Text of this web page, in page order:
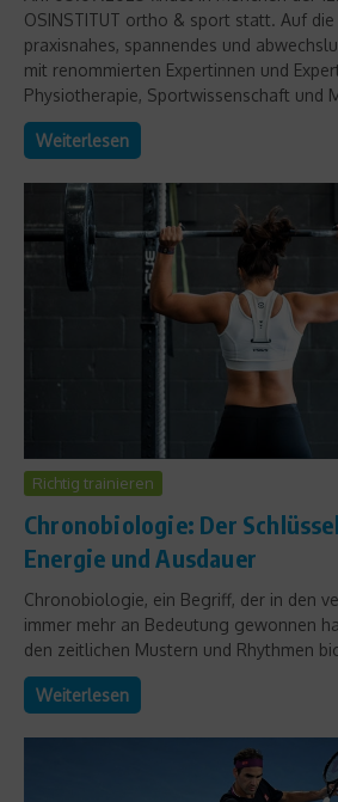
OSINSTITUT ortho & sport statt. Auf
praxisnahes, spannendes und
mit renommierten Expertinnen und
Physiotherapie, Sportwissenschaft und
Weiterlesen
Richtig trainieren
Chronobiologie: Der
Energie und Ausdauer
Chronobiologie, ein Begriff, der in den
immer mehr an Bedeutung gewonnen
den zeitlichen Mustern und Rhythmen
Weiterlesen